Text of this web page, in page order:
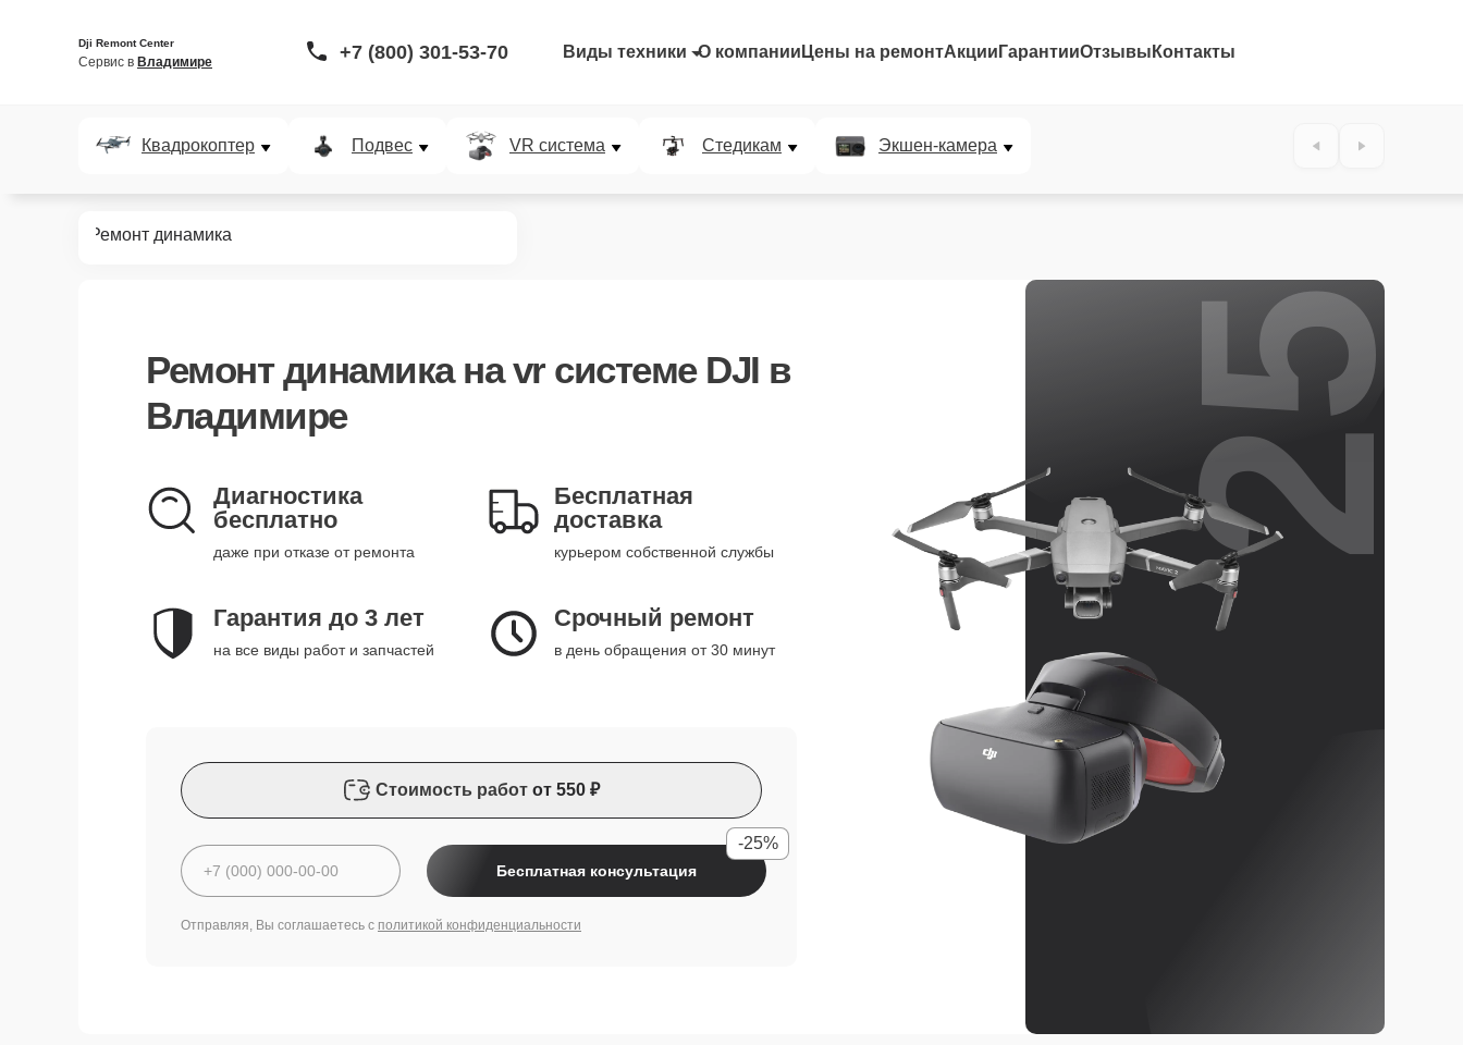
Dji Remont Center
Сервис в Владимире +7 (800) 301-53-70 Виды техники О компании Цены на ремонтАкции ГарантииОтзывы Контакты
Квадрокоптер Подвес VR система Стедикам Экшен-камера
Ремонт динамика
Ремонт динамикана vr системе DJI в
Владимире
Диагностика
бесплатно
даже при отказе от ремонта
Бесплатная
доставка
курьером собственной службы
Гарантия до 3 лет
на все виды работ и запчастей
Срочный ремонт
в день обращения от 30 минут
Стоимость работ от 550 ₽
Бесплатная консультация
-25%
Отправляя, Вы соглашаетесь с политикой конфиденциальности
25%